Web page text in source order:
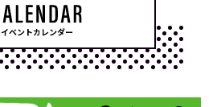
イベントカレンダー